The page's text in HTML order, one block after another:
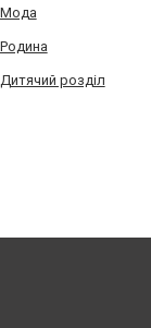
Мода
Родина
Дитячий розділ